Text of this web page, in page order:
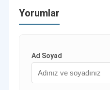
Yorumlar
Ad Soyad